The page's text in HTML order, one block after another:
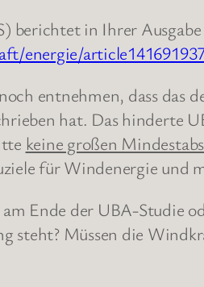
berichtet in Ihrer
energie/
entnehmen, dass das
hat. Das hinderte
keine großen
für Windenergie und
am Ende der UBA-Studie
steht? Müssen die